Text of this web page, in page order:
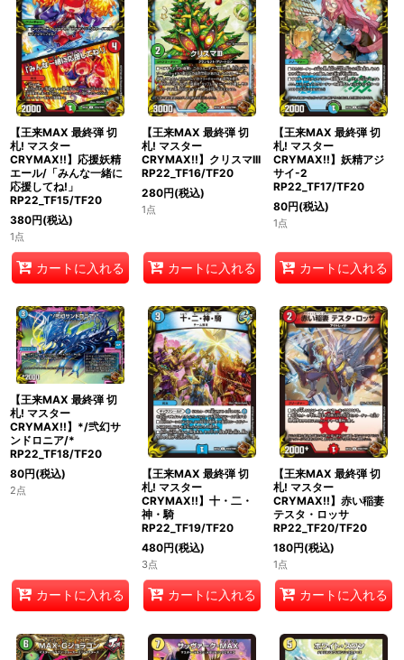
【王来MAX 最終弾 切
札! マスター
CRYMAX!!】応援妖精
エール/「みんな一緒に
応援してね!」
RP22_TF15/TF20
380円(税込)
1点
カートに入れる
【王来MAX 最終弾 切
札! マスター
CRYMAX!!】クリスマIII
RP22_TF16/TF20
280円(税込)
1点
カートに入れる
【王来MAX 最終弾 切
札! マスター
CRYMAX!!】妖精アジ
サイ-2
RP22_TF17/TF20
80円(税込)
1点
カートに入れる
【王来MAX 最終弾 切
札! マスター
CRYMAX!!】*/弐幻サ
ンドロニア/*
RP22_TF18/TF20
80円(税込)
2点
カートに入れる
【王来MAX 最終弾 切
札! マスター
CRYMAX!!】十・二・
神・騎
RP22_TF19/TF20
480円(税込)
3点
カートに入れる
【王来MAX 最終弾 切
札! マスター
CRYMAX!!】赤い稲妻
テスタ・ロッサ
RP22_TF20/TF20
180円(税込)
1点
カートに入れる